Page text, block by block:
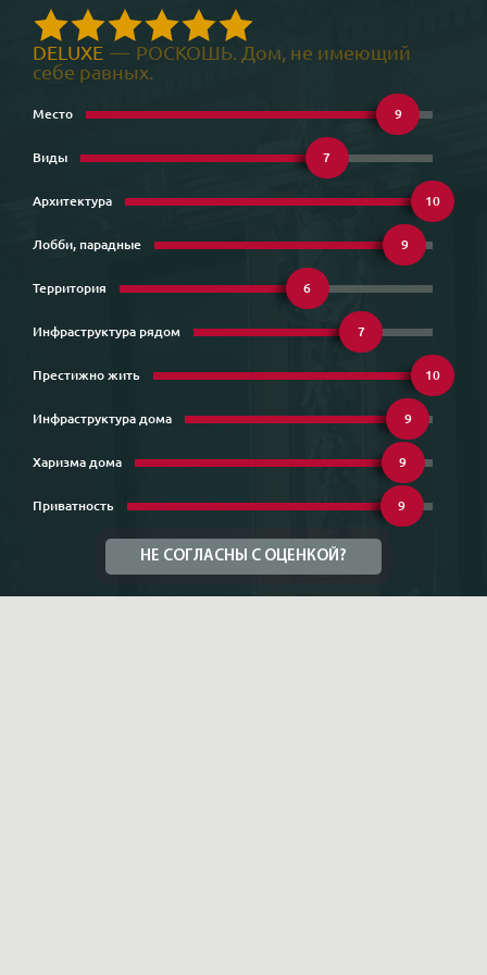
DELUXE — РОСКОШЬ. Дом, не имеющий
себе равных.
Место 9
Виды 7
Архитектура 10
Лобби, парадные 9
Территория 6
Инфраструктура рядом 7
Престижно жить 10
Инфраструктура дома 9
Харизма дома 9
Приватность 9
НЕ СОГЛАСНЫ С ОЦЕНКОЙ?